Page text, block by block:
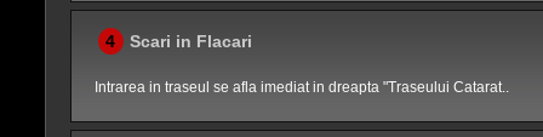
4 Scari in Flacari
Intrarea in traseul se afla imediat in dreapta "Traseului Catarat..